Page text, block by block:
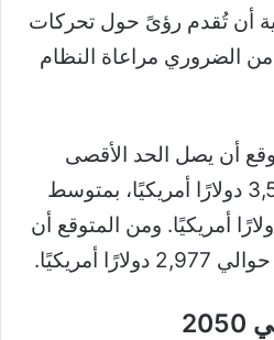
أن تُقدم رؤىً حول تحركات
من الضروري مراعاة النظام
من المتوقع أن يصل الحد الأقصى
لسعر بولكادوت إلى 3,597 دولارًا أمريكيًا، بمتوسط ​​
تداول تبلغ 3,213 دولارًا أمريكيًا. ومن المتوقع أن
أمريكيًا.